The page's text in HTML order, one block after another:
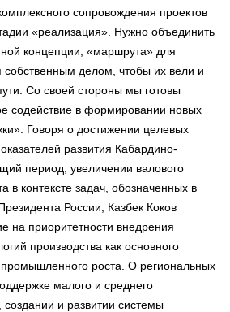
сопровождения проектов
«реализация». Нужно объединить
концепции, «маршрута» для
делом, чтобы их вели и
Со своей стороны мы готовы
содействие в формировании новых
Говоря о достижении целевых
развития Кабардино-
период, увеличении валового
в контексте задач, обозначенных в
России, Казбек Коков
на приоритетности внедрения
производства как основного
роста. О региональных
малого и среднего
и развитии системы